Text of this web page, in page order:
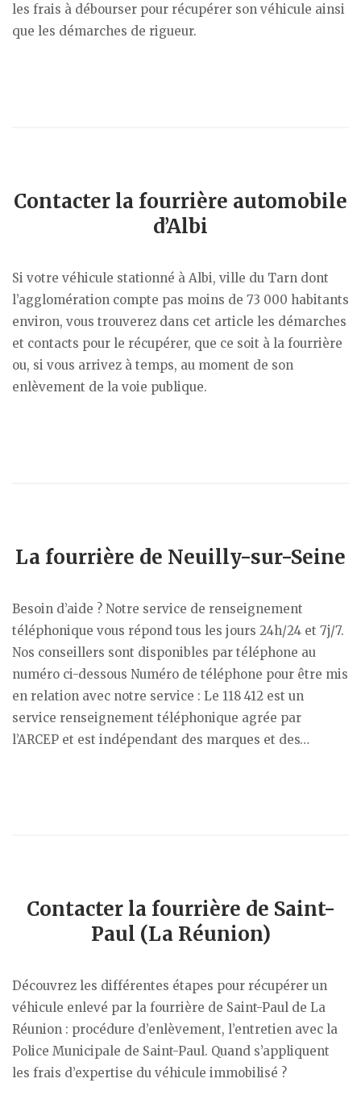
les frais à débourser pour récupérer son véhicule ainsi
que les démarches de rigueur.
Contacter la fourrière automobile
d’Albi
Si votre véhicule stationné à Albi, ville du Tarn dont
l’agglomération compte pas moins de 73 000 habitants
environ, vous trouverez dans cet article les démarches
et contacts pour le récupérer, que ce soit à la fourrière
ou, si vous arrivez à temps, au moment de son
enlèvement de la voie publique.
La fourrière de Neuilly-sur-Seine
Besoin d’aide ? Notre service de renseignement
téléphonique vous répond tous les jours 24h/24 et 7j/7.
Nos conseillers sont disponibles par téléphone au
numéro ci-dessous Numéro de téléphone pour être mis
en relation avec notre service : Le 118 412 est un
service renseignement téléphonique agrée par
l’ARCEP et est indépendant des marques et des…
Contacter la fourrière de Saint-
Paul (La Réunion)
Découvrez les différentes étapes pour récupérer un
véhicule enlevé par la fourrière de Saint-Paul de La
Réunion : procédure d’enlèvement, l’entretien avec la
Police Municipale de Saint-Paul. Quand s’appliquent
les frais d’expertise du véhicule immobilisé ?